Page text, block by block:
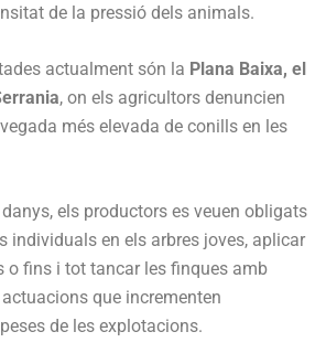
de la pressió dels animals.
actualment són la Plana Baixa, el
, on els agricultors denuncien
més elevada de conills en les
els productors es veuen obligats
individuals en els arbres joves, aplicar
o fins i tot tancar les finques amb
que incrementen
de les explotacions.